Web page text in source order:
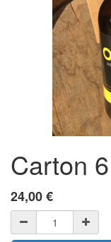
Carton
24,00€